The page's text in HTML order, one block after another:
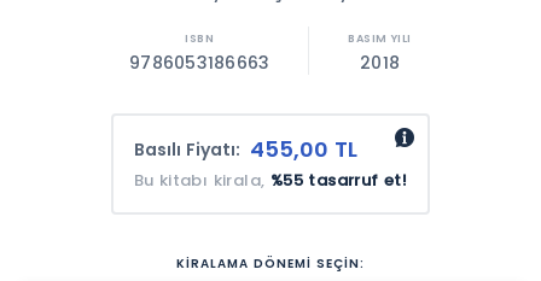
9786053186663 2018
Basılı Fiyatı: 455,00 TL
Bu kitabı kirala, %55 tasarruf et!
KİRALAMA DÖNEMİ SEÇİN: